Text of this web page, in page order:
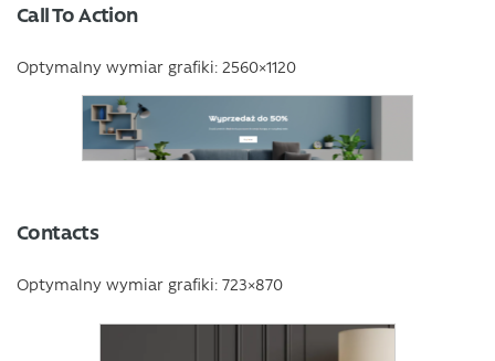
Call To Action
Optymalny wymiar grafiki: 2560×1120
Contacts
Optymalny wymiar grafiki: 723×870